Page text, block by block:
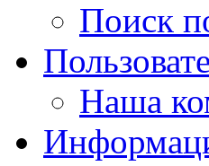
Поиск
Наша